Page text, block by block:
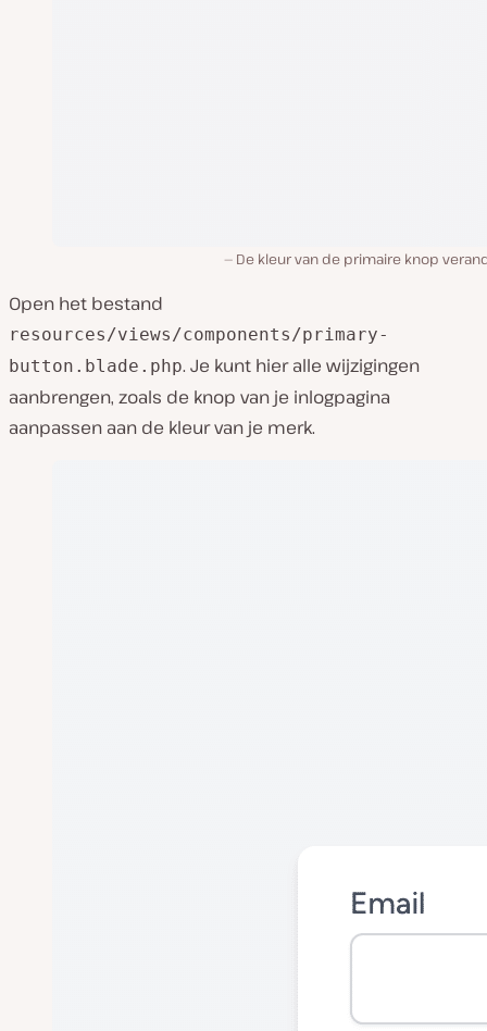
De kleur van de primaire knop
Open het bestand
resources/views/components/primary-
button.blade.php. Je kunt hier alle wijzigingen
aanbrengen, zoals de knop van je inlogpagina
aanpassen aan de kleur van je merk.